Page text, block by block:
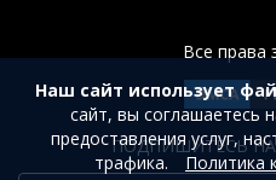
Все
ПОДПИШИТЕСЬ
Наш сайт использует
сайт, вы соглашаетесь
предоставления услуг,
трафика.
Политика